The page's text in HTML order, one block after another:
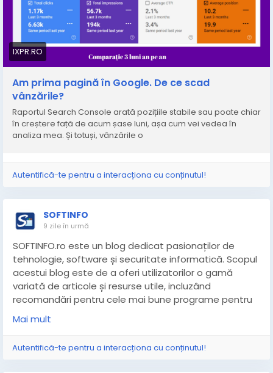
IXPR.RO
Am prima pagină în Google. De ce scad
vânzările?
Raportul Search Console arată pozițiile stabile sau poate chiar
în creștere față de acum șase luni, așa cum vei vedea în
analiza mea. Și totuși, vânzările o
Autentifică-te pentru a interacționa cu conținutul!
SOFTINFO
9 zile în urmă
SOFTINFO.ro este un blog dedicat pasionaților de
tehnologie, software și securitate informatică. Scopul
acestui blog este de a oferi utilizatorilor o gamă
variată de articole și resurse utile, incluzând
recomandări pentru cele mai bune programe pentru
PC, licențe gratuite disponibile prin promoții externe,
giveaway-uri exclusive și discounturi la achiziționarea
dezvoltatori de software.
Mai mult
Autentifică-te pentru a interacționa cu conținutul!